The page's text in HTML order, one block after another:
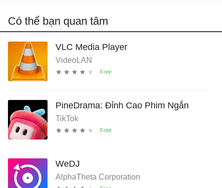
Có thể bạn quan tâm
VLC Media Player
VideoLAN
PineDrama: Đỉnh Cao Phim Ngắn
TikTok
WeDJ
AlphaTheta Corporation